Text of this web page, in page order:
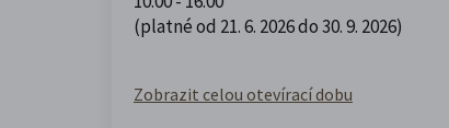
(platné od 21. 6. 2026 do 30. 9. 2026)
Zobrazit celou otevírací dobu